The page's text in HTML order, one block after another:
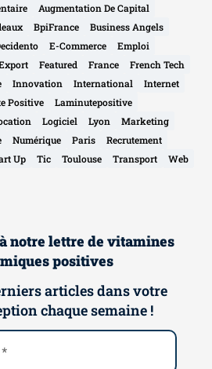
Augmentation De Capital
BpiFrance
Business Angels
E-Commerce
Emploi
Featured France
French Tech
Innovation International
Internet
Positive
Laminutepositive
Logiciel Lyon
Marketing
Numérique Paris
Recrutement
Up Tic Toulouse Transport
Web
notre lettre de vitamines
positives
articles dans votre
chaque semaine !